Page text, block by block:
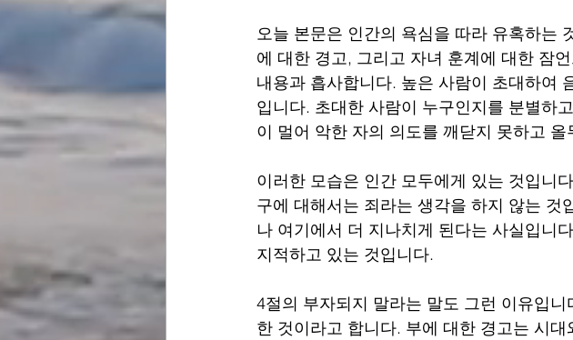
오늘 본문은 인간의 욕심을 따라 유혹하는
에 대한 경고, 그리고 자녀 훈계에 대한 잠
내용과 흡사합니다. 높은 사람이 초대하여
입니다. 초대한 사람이 누구인지를 분별하
이 멀어 악한 자의 의도를 깨닫지 못하고
이러한 모습은 인간 모두에게 있는 것입니
구에 대해서는 죄라는 생각을 하지 않는 것
나 여기에서 더 지나치게 된다는 사실입니
지적하고 있는 것입니다.
4절의 부자되지 말라는 말도 그런 이유입
한 것이라고 합니다. 부에 대한 경고는 시